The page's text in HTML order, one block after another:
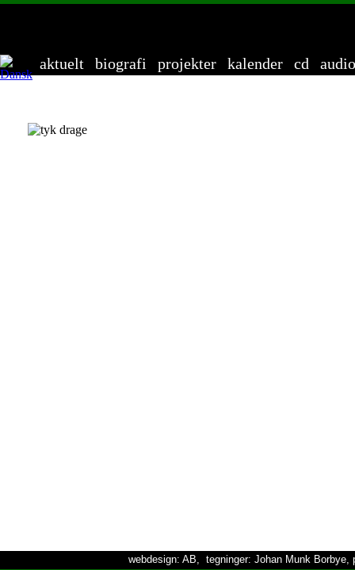
aktuelt biografi projekter kalender cd audio
webdesign: AB, tegninger: Johan Munk Borbye,